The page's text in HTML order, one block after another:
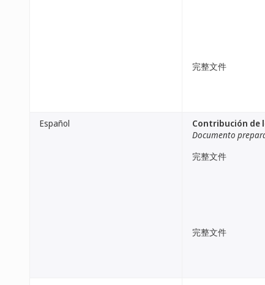
完整文件
Español
Contribución de
Documento
完整文件
完整文件